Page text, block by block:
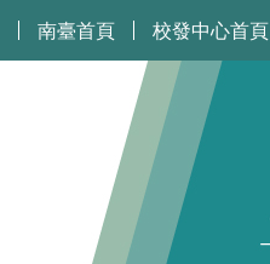
南臺首頁 校發中心首頁